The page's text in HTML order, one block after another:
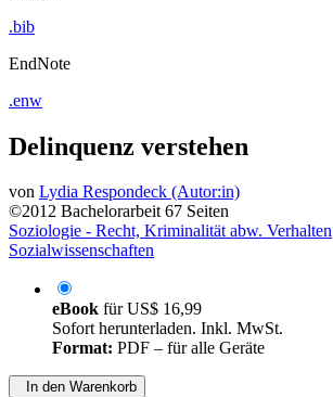
.bib
EndNote
.enw
Delinquenz verstehen
von Lydia Respondeck (Autor:in)
©2012 Bachelorarbeit 67 Seiten
Soziologie - Recht, Kriminalität abw. Verhalten
Sozialwissenschaften
eBook fürUS$ 16,99
Sofort herunterladen. Inkl. MwSt.
Format: PDF – für alle Geräte
In den Warenkorb